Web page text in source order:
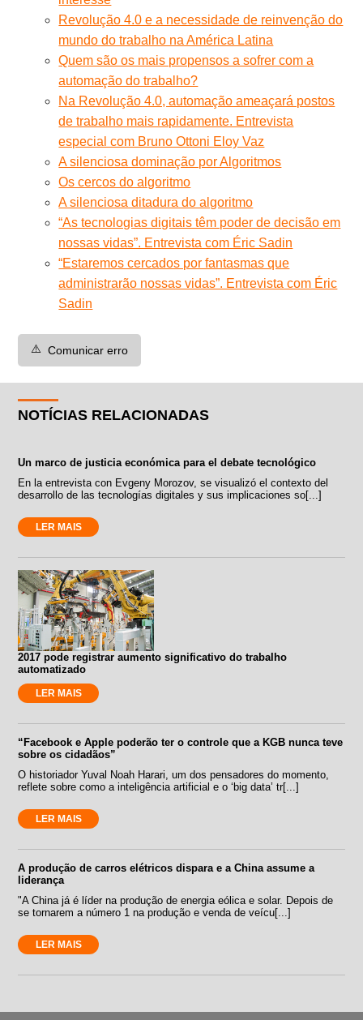
Revolução 4.0 e a necessidade de reinvenção do
mundo do trabalho na América Latina
Quem são os mais propensos a sofrer com a
automação do trabalho?
Na Revolução 4.0, automação ameaçará postos
de trabalho mais rapidamente. Entrevista
especial com Bruno Ottoni Eloy Vaz
A silenciosa dominação por Algoritmos
Os cercos do algoritmo
A silenciosa ditadura do algoritmo
“As tecnologias digitais têm poder de decisão em
nossas vidas”. Entrevista com Éric Sadin
“Estaremos cercados por fantasmas que
administrarão nossas vidas”. Entrevista com Éric
Sadin
⚠️ Comunicar erro
NOTÍCIAS RELACIONADAS
Un marco de justicia económica para el debate tecnológico
En la entrevista con Evgeny Morozov, se visualizó el contexto del
desarrollo de las tecnologías digitales y sus implicaciones so[...]
LER MAIS
2017 pode registrar aumento significativo do trabalho
automatizado
LER MAIS
“Facebook e Apple poderão ter o controle que a KGB nunca teve
sobre os cidadãos”
O historiador Yuval Noah Harari, um dos pensadores do momento,
reflete sobre como a inteligência artificial e o ‘big data’ tr[...]
LER MAIS
A produção de carros elétricos dispara e a China assume a
liderança
"A China já é líder na produção de energia eólica e solar. Depois de
se tornarem a número 1 na produção e venda de veícu[...]
LER MAIS